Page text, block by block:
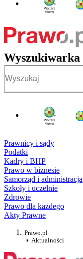
Wyszukiwarka
Prawnicy i sądy
Podatki
Kadry i BHP
Prawo w biznesie
Samorząd i administracja
Szkoły i uczelnie
Zdrowie
Prawo dla każdego
Akty Prawne
Prawo.pl
Aktualności